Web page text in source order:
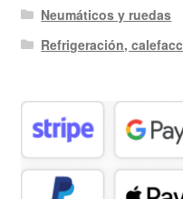
Neumáticos y ruedas
Refrigeración,